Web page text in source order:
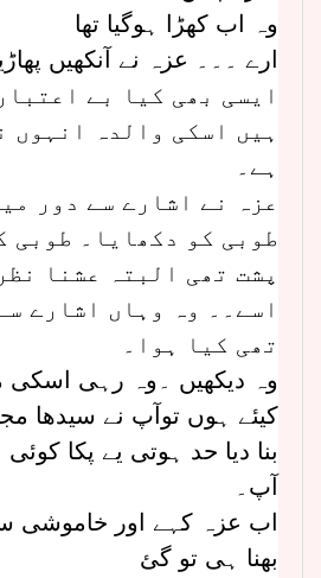
وہ اب کھڑا ہوگیا تھا
ارے ۔۔۔ عزہ نے آنکھیں
ایسی بھی کیا بے
ہیں اسکی والدہ انہوں
ہے۔
عزہ نے اشارے سے دور
طوبی کو دکھایا۔ طوبی
پشت تھی البتہ عشنا
اسے۔۔ وہ وہاں اشارے
تھی کیا ہوا۔
وہ دیکھیں ۔وہ رہی اسکی
کیئے ہوں توآپ نے سیدھا
بنا دیا حد ہوتی یے پکا
آپ۔
اب عزہ کہے اور خاموشی
بھنا ہی تو گئ